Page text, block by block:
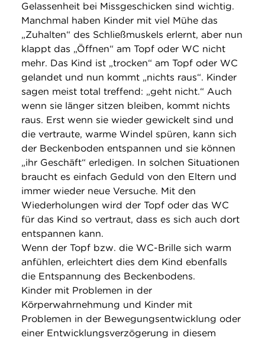
Gelassenheit bei Missgeschicken sind wichtig.
Manchmal haben Kinder mit viel Mühe das
„Zuhalten“ des Schließmuskels erlernt, aber nun
klappt das „Öffnen“ am Topf oder WC nicht
mehr. Das Kind ist „trocken“ am Topf oder WC
gelandet und nun kommt „nichts raus“. Kinder
sagen meist total treffend: „geht nicht.“ Auch
wenn sie länger sitzen bleiben, kommt nichts
raus. Erst wenn sie wieder gewickelt sind und
die vertraute, warme Windel spüren, kann sich
der Beckenboden entspannen und sie können
„ihr Geschäft“ erledigen. In solchen Situationen
braucht es einfach Geduld von den Eltern und
immer wieder neue Versuche. Mit den
Wiederholungen wird der Topf oder das WC
für das Kind so vertraut, dass es sich auch dort
entspannen kann.
Wenn der Topf bzw. die WC-Brille sich warm
anfühlen, erleichtert dies dem Kind ebenfalls
die Entspannung des Beckenbodens.
Kinder mit Problemen in der
Körperwahrnehmung und Kinder mit
Problemen in der Bewegungsentwicklung oder
einer Entwicklungsverzögerung in diesem